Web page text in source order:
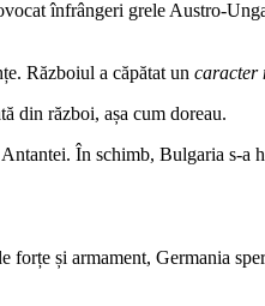
înfrângeri grele Austro-
Războiul a căpătat un caracter
din război, așa cum doreau.
În schimb, Bulgaria s-a
forțe și armament, Germania